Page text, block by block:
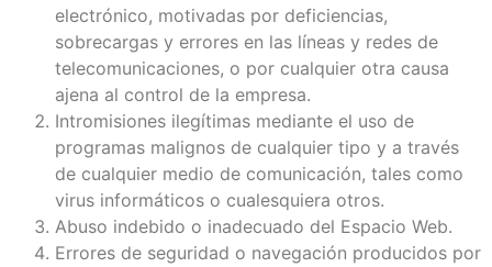
electrónico, motivadas por deficiencias,
sobrecargas y errores en las líneas y redes de
telecomunicaciones, o por cualquier otra causa
ajena al control de la empresa.
Intromisiones ilegítimas mediante el uso de
programas malignos de cualquier tipo y a través
de cualquier medio de comunicación, tales como
virus informáticos o cualesquiera otros.
Abuso indebido o inadecuado del Espacio Web.
Errores de seguridad o navegación producidos por